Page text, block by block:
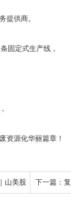
提供商。
固定式生产线，
资源化华丽篇章！
山美股 下一篇：